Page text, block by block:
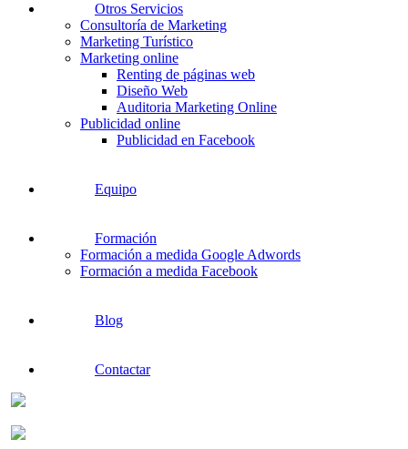
Otros Servicios
Consultoría de Marketing
Marketing Turístico
Marketing online
Renting de páginas web
Diseño Web
Auditoria Marketing Online
Publicidad online
Publicidad en Facebook
Equipo
Formación
Formación a medida Google Adwords
Formación a medida Facebook
Blog
Contactar